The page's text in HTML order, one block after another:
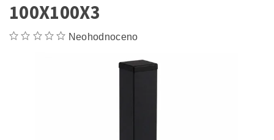
100X100X3
Neohodnoceno